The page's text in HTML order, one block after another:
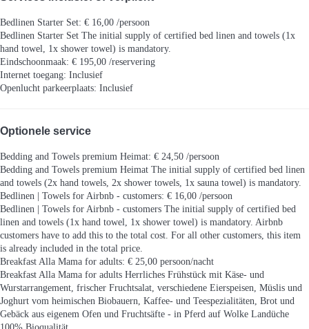
Bedlinen Starter Set: € 16,00 /persoon
Bedlinen Starter Set The initial supply of certified bed linen and towels (1x
hand towel, 1x shower towel) is mandatory.
Eindschoonmaak: € 195,00 /reservering
Internet toegang: Inclusief
Openlucht parkeerplaats: Inclusief
Optionele service
Bedding and Towels premium Heimat: € 24,50 /persoon
Bedding and Towels premium Heimat The initial supply of certified bed linen
and towels (2x hand towels, 2x shower towels, 1x sauna towel) is mandatory.
Bedlinen | Towels for Airbnb - customers: € 16,00 /persoon
Bedlinen | Towels for Airbnb - customers The initial supply of certified bed
linen and towels (1x hand towel, 1x shower towel) is mandatory. Airbnb
customers have to add this to the total cost. For all other customers, this item
is already included in the total price.
Breakfast Alla Mama for adults: € 25,00 persoon/nacht
Breakfast Alla Mama for adults Herrliches Frühstück mit Käse- und
Wurstarrangement, frischer Fruchtsalat, verschiedene Eierspeisen, Müslis und
Joghurt vom heimischen Biobauern, Kaffee- und Teespezialitäten, Brot und
Gebäck aus eigenem Ofen und Fruchtsäfte - in Pferd auf Wolke Landüche